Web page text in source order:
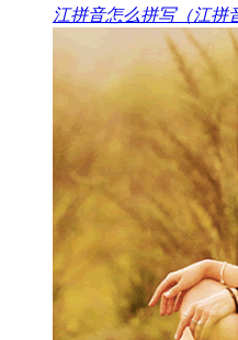
江拼音怎么拼写（江拼